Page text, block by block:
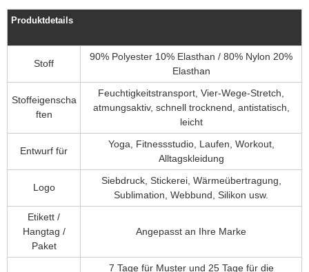
Produktdetails
Stoff
90% Polyester 10% Elasthan / 80% Nylon 20%
Elasthan
Stoffeigenscha
ften
Feuchtigkeitstransport, Vier-Wege-Stretch,
atmungsaktiv, schnell trocknend, antistatisch,
leicht
Entwurf für
Yoga, Fitnessstudio, Laufen, Workout,
Alltagskleidung
Logo
Siebdruck, Stickerei, Wärmeübertragung,
Sublimation, Webbund, Silikon usw.
Etikett /
Hangtag /
Paket
Angepasst an Ihre Marke
7 Tage für Muster und 25 Tage für die